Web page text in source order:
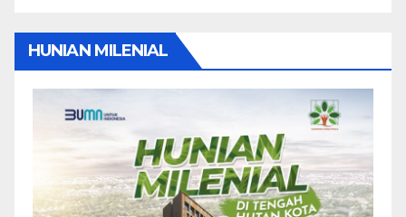
HUNIAN MILENIAL